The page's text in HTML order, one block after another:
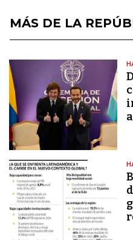
MÁS DE LA